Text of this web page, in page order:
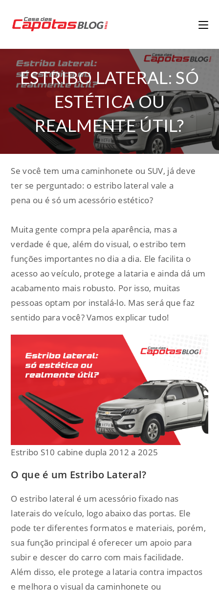
ESTRIBO LATERAL: SÓ
ESTÉTICA OU
REALMENTE ÚTIL?
Se você tem uma caminhonete ou SUV, já deve
ter se perguntado: o estribo lateral vale a
pena ou é só um acessório estético?
Muita gente compra pela aparência, mas a
verdade é que, além do visual, o estribo tem
funções importantes no dia a dia. Ele facilita o
acesso ao veículo, protege a lataria e ainda dá um
acabamento mais robusto. Por isso, muitas
pessoas optam por instalá-lo. Mas será que faz
sentido para você? Vamos explicar tudo!
Estribo S10 cabine dupla 2012 a 2025
O que é um Estribo Lateral?
O estribo lateral é um acessório fixado nas
laterais do veículo, logo abaixo das portas. Ele
pode ter diferentes formatos e materiais, porém,
sua função principal é oferecer um apoio para
subir e descer do carro com mais facilidade.
Além disso, ele protege a lataria contra impactos
e melhora o visual da caminhonete ou